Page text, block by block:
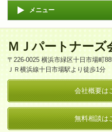
メニュー
ＭＪパートナーズ
〒226-0025 横浜市緑区十日市場町
ＪＲ横浜線十日市場駅より徒歩1分
会社概要は
無料相談は